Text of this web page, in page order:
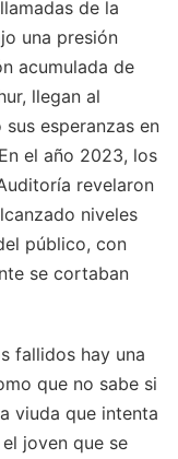
de la
una presión
acumulada de
llegan al
esperanzas en
el año 2023, los
revelaron
niveles
público, con
se cortaban
fallidos hay una
que no sabe si
viuda que intenta
joven que se